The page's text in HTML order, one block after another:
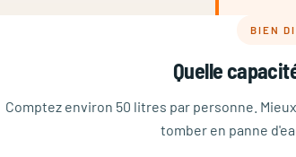
BIEN
Quelle
Comptez environ 50 litres par personne.
tomber en panne